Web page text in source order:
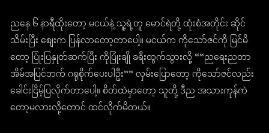
ညနေ ၆ နာရီထိုးတော့ မငယ်နဲ့ သူ့ရဲ့တူ မောင်ရဲတို့ ထုံးစံအတိုင်း ဆိုင်
သိမ်းပြီး စျေးက ပြန်လာတော့တာပေါ့။ မငယ်က ကိုသော်ဇင်ကို မြင်မိ
တော့ ပြုံးပြနှုတ်ဆက်ပြီး ကိုပြုံးချို ခရီးထွက်သွားလို့ ““ညရေးညတာ
အိမ်အပြင်ဘက် ဂရုစိုက်ပေးပါဦး”” လှမ်းပြောတော့ ကိုသော်ဇင်လည်း
ခေါင်းငြိမ့်ပြလိုက်တာပေါ့။ စိတ်ထဲမှာတော့ သူတို့ ဒီည အသားကုန်ကဲ
တော့မလားလို့တောင် ထင်လိုက်မိတယ်။